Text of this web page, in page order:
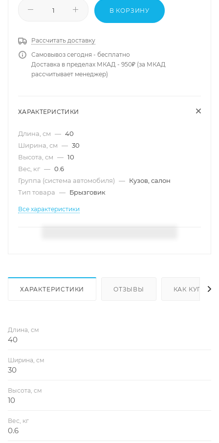
В КОРЗИНУ
Рассчитать доставку
Самовывоз сегодня - бесплатно
Доставка в пределах МКАД - 950₽ (за МКАД
рассчитывает менеджер)
ХАРАКТЕРИСТИКИ
Длина, см — 40
Ширина, см — 30
Высота, см — 10
Вес, кг — 0.6
Группа (система автомобиля) — Кузов, салон
Тип товара — Брызговик
Все характеристики
ХАРАКТЕРИСТИКИ ОТЗЫВЫ КАК КУПИТЬ
Длина, см
40
Ширина, см
30
Высота, см
10
Вес, кг
0.6